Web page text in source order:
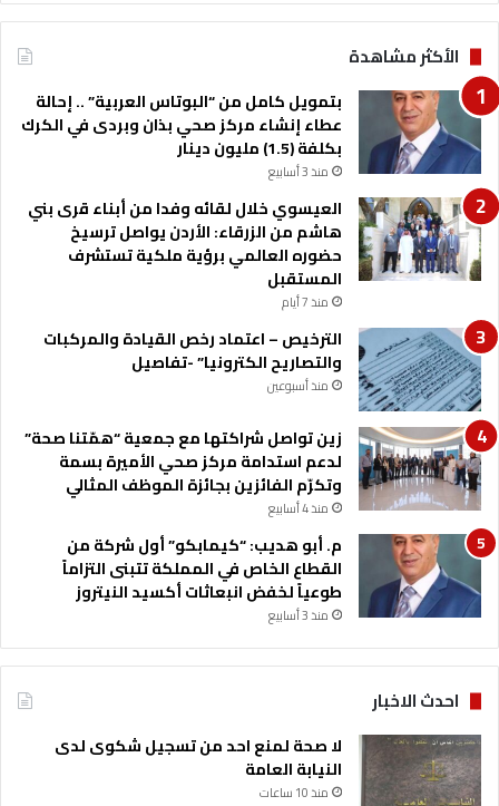
الأكثر مشاهدة
بتمويل كامل من “البوتاس العربية” .. إحالة
عطاء إنشاء مركز صحي بذان وبردى في الكرك
بكلفة (1.5) مليون دينار
منذ 3 أسابيع
العيسوي خلال لقائه وفدا من أبناء قرى بني
هاشم من الزرقاء: الأردن يواصل ترسيخ
حضوره العالمي برؤية ملكية تستشرف
المستقبل
منذ 7 أيام
الترخيص – اعتماد رخص القيادة والمركبات
والتصاريح الكترونيا” -تفاصيل
منذ أسبوعين
زين تواصل شراكتها مع جمعية “همّتنا صحة”
لدعم استدامة مركز صحي الأميرة بسمة
وتكرّم الفائزين بجائزة الموظف المثالي
منذ 4 أسابيع
م. أبو هديب: “كيمابكو” أول شركة من
القطاع الخاص في المملكة تتبنى التزاماً
طوعياً لخفض انبعاثات أكسيد النيتروز
منذ 3 أسابيع
احدث الاخبار
لا صحة لمنع احد من تسجيل شكوى لدى
النيابة العامة
منذ 10 ساعات